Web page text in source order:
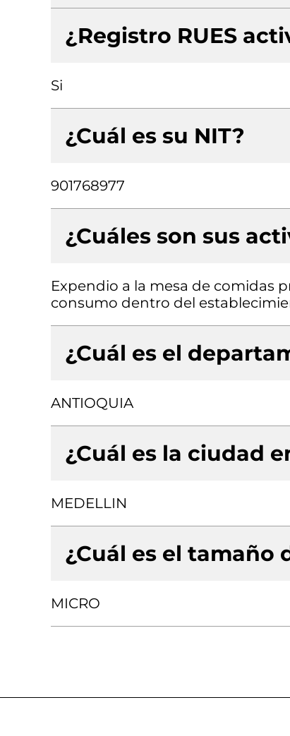
¿Registro RUES
Si
¿Cuál es su NIT?
901768977
¿Cuáles son sus
Expendio a la mesa de comidas
consumo dentro del
¿Cuál es el
ANTIOQUIA
¿Cuál es la ciudad
MEDELLIN
¿Cuál es el tamaño
MICRO